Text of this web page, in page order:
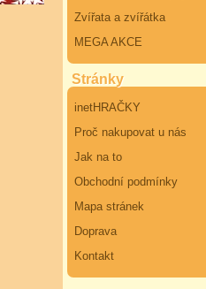
Zvířata a zvířátka
MEGA AKCE
Stránky
inetHRAČKY
Proč nakupovat u nás
Jak na to
Obchodní podmínky
Mapa stránek
Doprava
Kontakt